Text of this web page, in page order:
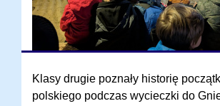
Klasy drugie poznały historię
polskiego podczas wycieczki do